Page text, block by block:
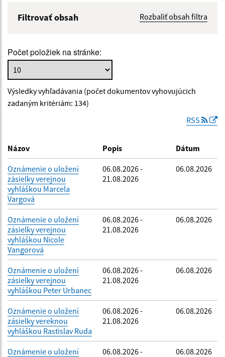
Filtrovať obsah Rozbaliť obsah filtra
Popis:
Dátum zverejnenia od:
Filtrovať
Počet položiek na stránke:
Výsledky vyhľadávania (počet dokumentov vyhovujúcich
zadaným kritériám: 134)
RSS
Názov Popis Dátum
Oznámenie o uložení
zásielky verejnou
vyhláškou Marcela
Vargová
06.08.2026 -
21.08.2026
06.08.2026
Oznámenie o uložení
zásielky verejnou
vyhláškou Nicole
Vangorová
06.08.2026 -
21.08.2026
06.08.2026
Oznámenie o uložení
zásielky verejnou
vyhláškou Peter Urbanec
06.08.2026 -
21.08.2026
06.08.2026
Oznámenie o uložení
zásielky vereknou
vyhláškou Rastislav Ruda
06.08.2026 -
21.08.2026
06.08.2026
Oznámenie o uložení
06.08.2026 -
06.08.2026